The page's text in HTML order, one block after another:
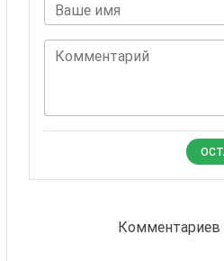
Ваше имя
Комментарий
Комментариев